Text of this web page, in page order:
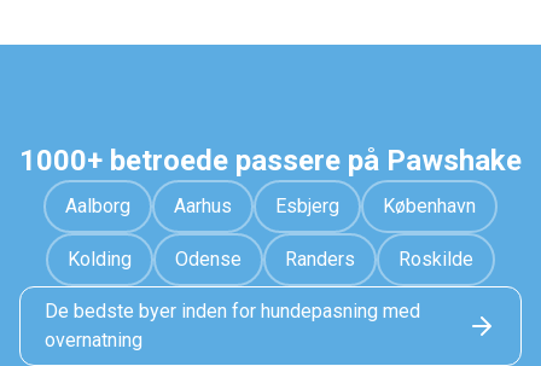
1000+ betroede passere på Pawshake
Aalborg Aarhus Esbjerg København
Kolding Odense Randers Roskilde
De bedste byer inden for hundepasning med
overnatning